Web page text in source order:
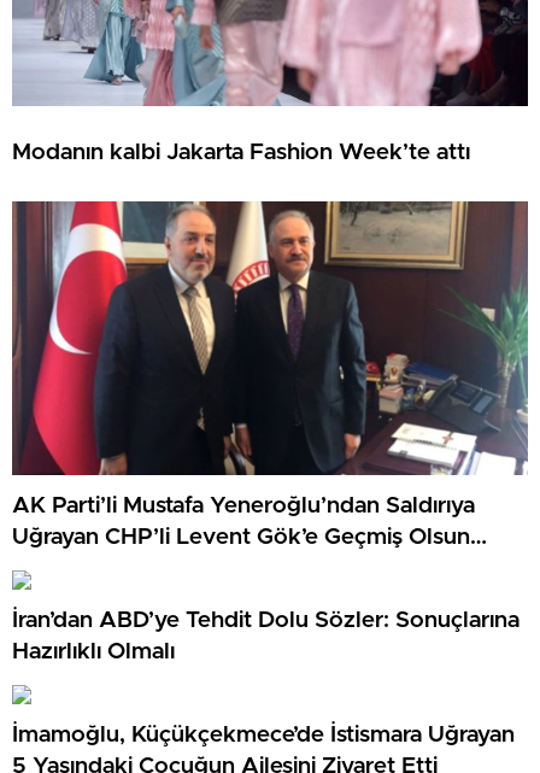
Modanın kalbi Jakarta Fashion Week’te attı
AK Parti’li Mustafa Yeneroğlu’ndan Saldırıya
Uğrayan CHP’li Levent Gök’e Geçmiş Olsun
Ziyareti
İran’dan ABD’ye Tehdit Dolu Sözler: Sonuçlarına
Hazırlıklı Olmalı
İmamoğlu, Küçükçekmece’de İstismara Uğrayan
5 Yaşındaki Çocuğun Ailesini Ziyaret Etti